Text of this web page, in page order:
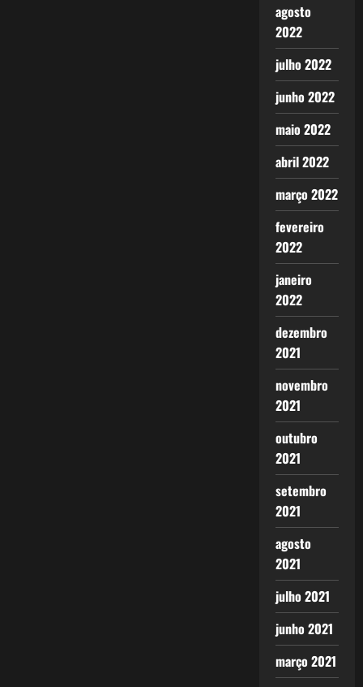
agosto
2022
julho 2022
junho 2022
maio 2022
abril 2022
março 2022
fevereiro
2022
janeiro
2022
dezembro
2021
novembro
2021
outubro
2021
setembro
2021
agosto
2021
julho 2021
junho 2021
março 2021